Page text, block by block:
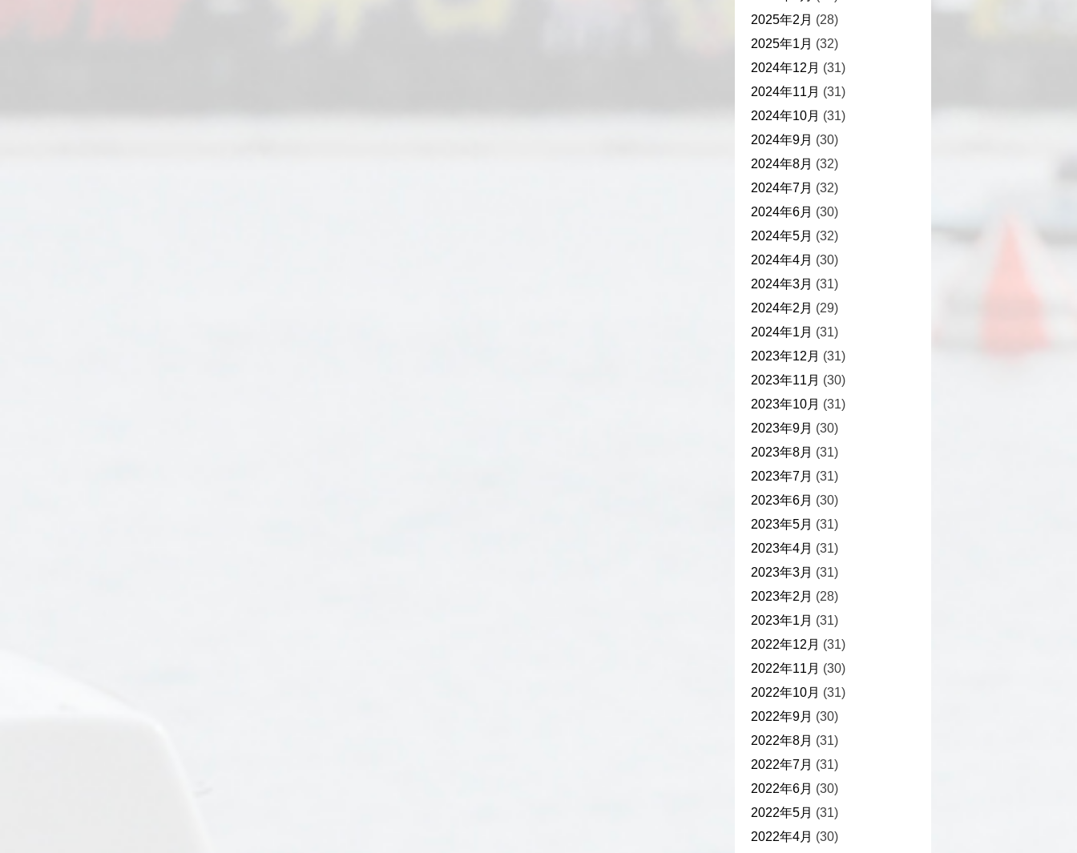
2025年2月 (28)
2025年1月 (32)
2024年12月 (31)
2024年11月 (31)
2024年10月 (31)
2024年9月 (30)
2024年8月 (32)
2024年7月 (32)
2024年6月 (30)
2024年5月 (32)
2024年4月 (30)
2024年3月 (31)
2024年2月 (29)
2024年1月 (31)
2023年12月 (31)
2023年11月 (30)
2023年10月 (31)
2023年9月 (30)
2023年8月 (31)
2023年7月 (31)
2023年6月 (30)
2023年5月 (31)
2023年4月 (31)
2023年3月 (31)
2023年2月 (28)
2023年1月 (31)
2022年12月 (31)
2022年11月 (30)
2022年10月 (31)
2022年9月 (30)
2022年8月 (31)
2022年7月 (31)
2022年6月 (30)
2022年5月 (31)
2022年4月 (30)